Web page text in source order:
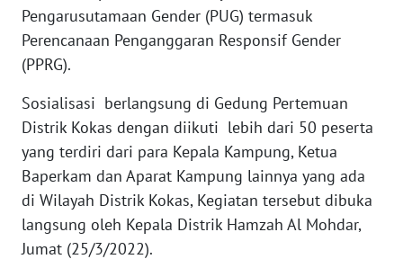
Pengarusutamaan Gender (PUG) termasuk
Perencanaan Penganggaran Responsif Gender
(PPRG).
Sosialisasi berlangsung di Gedung Pertemuan
Distrik Kokas dengan diikuti lebih dari 50 peserta
yang terdiri dari para Kepala Kampung, Ketua
Baperkam dan Aparat Kampung lainnya yang ada
di Wilayah Distrik Kokas, Kegiatan tersebut dibuka
langsung oleh Kepala Distrik Hamzah Al Mohdar,
Jumat (25/3/2022).
DISCLAIMER
Wahana
News
Regional
WN
SUMUT
JAKARTA